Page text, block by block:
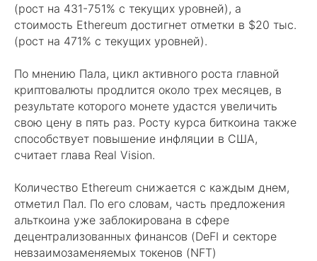
(рост на 431-751% с текущих уровней), а
стоимость Ethereum достигнет отметки в $20 тыс.
(рост на 471% с текущих уровней).
По мнению Пала, цикл активного роста главной
криптовалюты продлится около трех месяцев, в
результате которого монете удастся увеличить
свою цену в пять раз. Росту курса биткоина также
способствует повышение инфляции в США,
считает глава Real Vision.
Количество Ethereum снижается с каждым днем,
отметил Пал. По его словам, часть предложения
альткоина уже заблокирована в сфере
децентрализованных финансов (DeFI и секторе
невзаимозаменяемых токенов (NFT)